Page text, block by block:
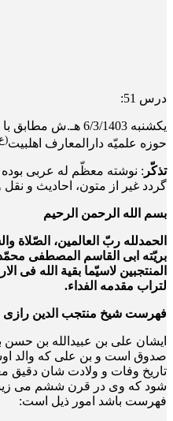
درس 51:
حوزه علمیّه دارالمعارف اهلبیت
تذکّر : نوشته معظّم له عربی
گردد غیر از متون، احادیث و
بسم الله الرحمن الرحیم
الحمدلله ربّ العالمین،
بریّته ابی القاسم المصطفی
المنتجبین لاسیّما بقیة الله فی
لتراب مقدمه الفداء.
فهرست شیخ منتجب الدین رازی
ایشان علی بن عبیدالله بن
صدوق است و بن علی که والد
تاریخ وفات و ولادت ­شان دقیق
شود که وی در قرن ششم می
فهرست باشد امور ذیل است: